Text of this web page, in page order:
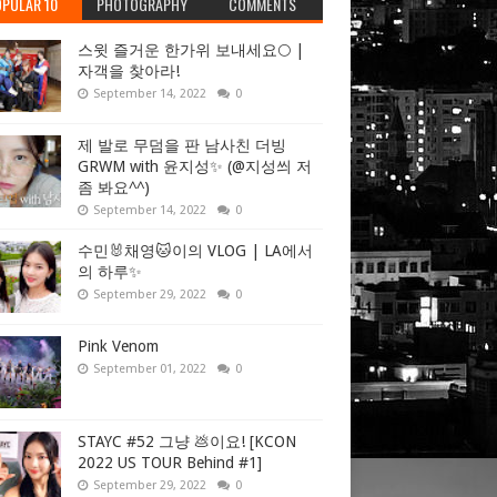
스윗 즐거운 한가위 보내세요🌕 |
자객을 찾아라!
September 14, 2022 0
제 발로 무덤을 판 남사친 더빙
GRWM with 윤지성✨ (@지성씌 저
좀 봐요^^)
September 14, 2022 0
수민🐰채영🐱이의 VLOG | LA에서
의 하루✨
September 29, 2022 0
Pink Venom
September 01, 2022 0
STAYC #52 그냥 💩이요! [KCON
2022 US TOUR Behind #1]
September 29, 2022 0